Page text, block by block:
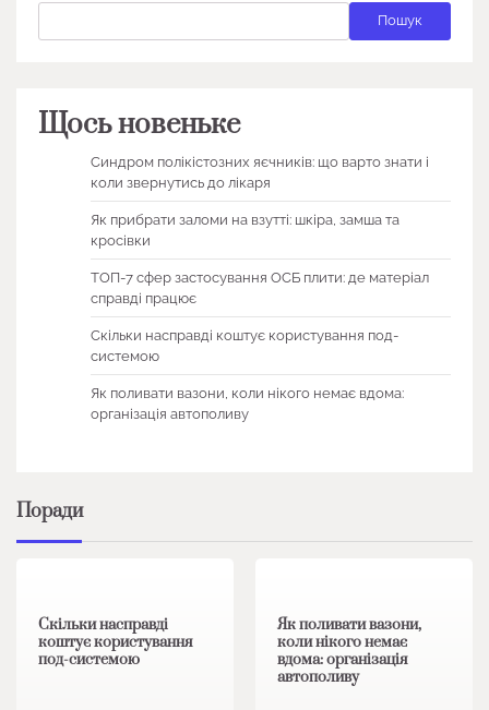
Пошук
Щось новеньке
Синдром полікістозних яєчників: що варто знати і
коли звернутись до лікаря
Як прибрати заломи на взутті: шкіра, замша та
кросівки
ТОП-7 сфер застосування ОСБ плити: де матеріал
справді працює
Скільки насправді коштує користування под-
системою
Як поливати вазони, коли нікого немає вдома:
організація автополиву
Поради
Скільки насправді
коштує користування
под-системою
Як поливати вазони,
коли нікого немає
вдома: організація
автополиву